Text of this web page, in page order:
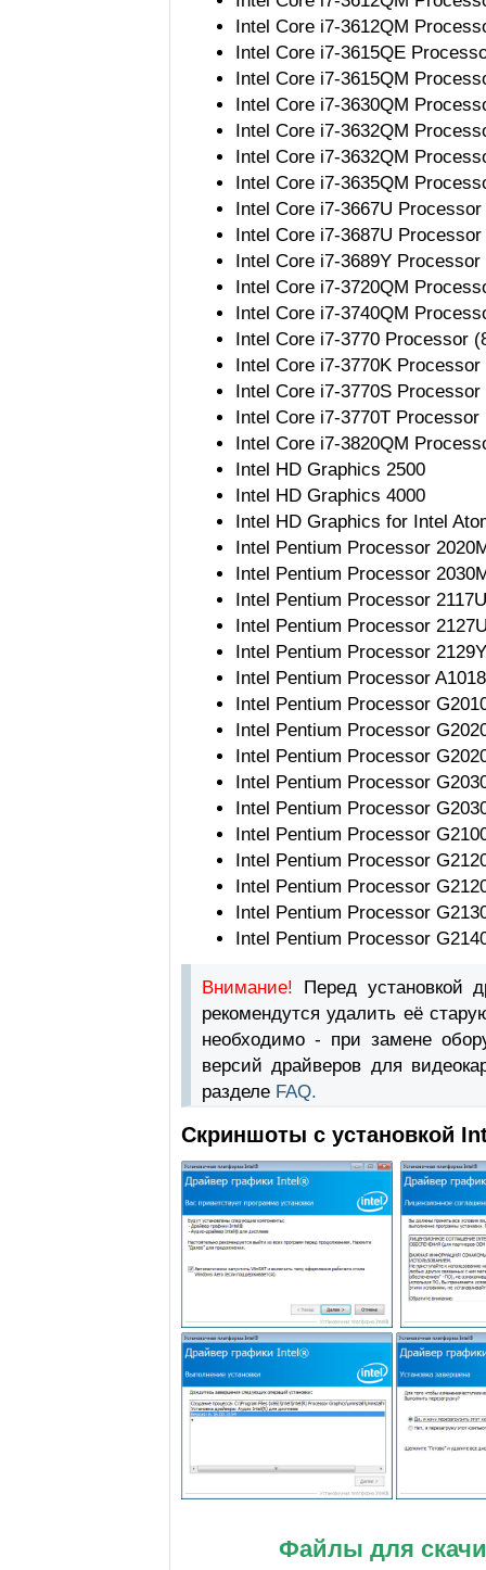
Intel Core i7-3612QM
Intel Core i7-3615QE
Intel Core i7-3615QM
Intel Core i7-3630QM
Intel Core i7-3632QM
Intel Core i7-3632QM
Intel Core i7-3635QM
Intel Core i7-3667U
Intel Core i7-3687U
Intel Core i7-3689Y
Intel Core i7-3720QM
Intel Core i7-3740QM
Intel Core i7-3770 Processor
Intel Core i7-3770K
Intel Core i7-3770S
Intel Core i7-3770T
Intel Core i7-3820QM
Intel HD Graphics 2500
Intel HD Graphics 4000
Intel HD Graphics for Intel
Intel Pentium Processor
Intel Pentium Processor
Intel Pentium Processor
Intel Pentium Processor
Intel Pentium Processor
Intel Pentium Processor
Intel Pentium Processor
Intel Pentium Processor
Intel Pentium Processor
Intel Pentium Processor
Intel Pentium Processor
Intel Pentium Processor
Intel Pentium Processor
Intel Pentium Processor
Intel Pentium Processor
Intel Pentium Processor
Внимание! Перед установкой
рекомендутся удалить её
необходимо - при замене
версий драйверов для
разделе FAQ.
Скриншоты с установкой
Файлы для